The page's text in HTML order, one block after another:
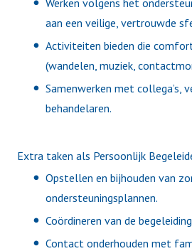
aan een veilige, vertrouwde
Activiteiten bieden die
(wandelen, muziek,
Samenwerken met collega’s,
behandelaren.
Extra taken als Persoonlijk
Opstellen en bijhouden van
ondersteuningsplannen.
Coördineren van de
Contact onderhouden met